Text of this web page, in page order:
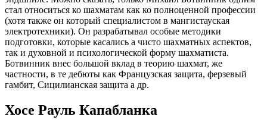
стал относиться ко шахматам как ко полноценной профессии
(хотя также он который специалистом в мангистауская
электротехники). Он разрабатывал особые методики
подготовки, которые касались а чисто шахматных аспектов,
так и духовной и психологической форму шахматиста.
Ботвинник внес большой вклад в теорию шахмат, же
частности, в те дебюты как Французская защита, ферзевый
гамбит, Сицилианская защита а др.
Хосе Рауль Капабланка